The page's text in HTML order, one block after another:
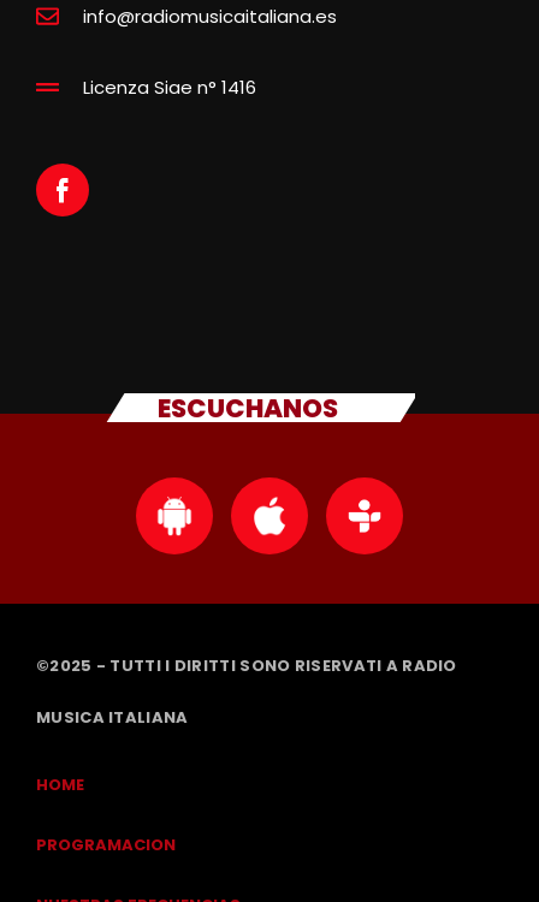
info@radiomusicaitaliana.es
Licenza Siae n° 1416
ESCUCHANOS
©2025 - TUTTI I DIRITTI SONO RISERVATI A RADIO
MUSICA ITALIANA
HOME
PROGRAMACION